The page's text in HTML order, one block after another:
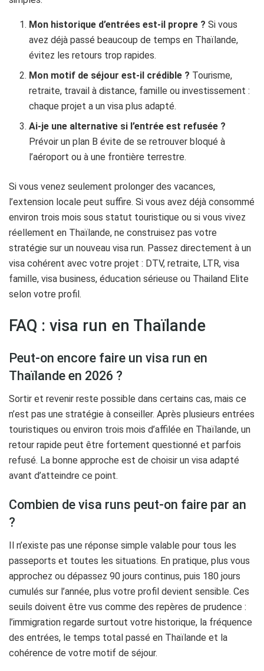
Mon historique d’entrées est-il propre ? Si vous
avez déjà passé beaucoup de temps en Thaïlande,
évitez les retours trop rapides.
Mon motif de séjour est-il crédible ? Tourisme,
retraite, travail à distance, famille ou investissement :
chaque projet a un visa plus adapté.
Ai-je une alternative si l’entrée est refusée ?
Prévoir un plan B évite de se retrouver bloqué à
l’aéroport ou à une frontière terrestre.
Si vous venez seulement prolonger des vacances,
l’extension locale peut suffire. Si vous avez déjà consommé
environ trois mois sous statut touristique ou si vous vivez
réellement en Thaïlande, ne construisez pas votre
stratégie sur un nouveau visa run. Passez directement à un
visa cohérent avec votre projet : DTV, retraite, LTR, visa
famille, visa business, éducation sérieuse ou Thailand Elite
selon votre profil.
FAQ : visa run en Thaïlande
Peut-on encore faire un visa run en
Thaïlande en 2026 ?
Sortir et revenir reste possible dans certains cas, mais ce
n’est pas une stratégie à conseiller. Après plusieurs entrées
touristiques ou environ trois mois d’affilée en Thaïlande, un
retour rapide peut être fortement questionné et parfois
refusé. La bonne approche est de choisir un visa adapté
avant d’atteindre ce point.
Combien de visa runs peut-on faire par an
?
Il n’existe pas une réponse simple valable pour tous les
passeports et toutes les situations. En pratique, plus vous
approchez ou dépassez 90 jours continus, puis 180 jours
cumulés sur l’année, plus votre profil devient sensible. Ces
seuils doivent être vus comme des repères de prudence :
l’immigration regarde surtout votre historique, la fréquence
des entrées, le temps total passé en Thaïlande et la
cohérence de votre motif de séjour.